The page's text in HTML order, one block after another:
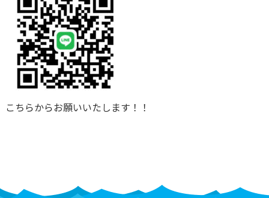
こちらからお願いいたします！！